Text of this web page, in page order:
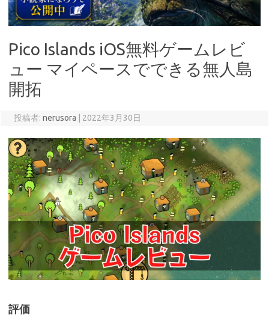
Pico Islands iOS無料ゲームレビ
ュー マイペースでできる無人島
開拓
投稿者: nerusora 2022年3月30日
評価